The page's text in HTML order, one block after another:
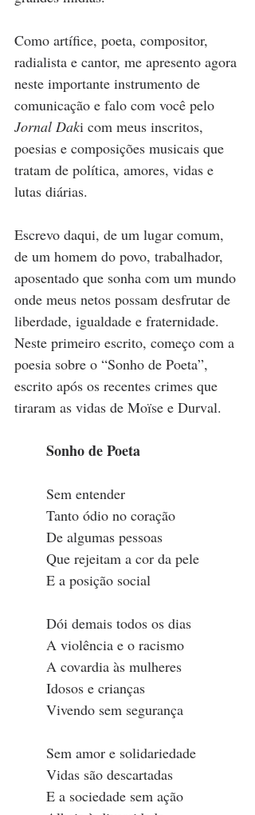
Como artífice, poeta, compositor,
radialista e cantor, me apresento agora
neste importante instrumento de
comunicação e falo com você pelo
Jornal Daki com meus inscritos,
poesias e composições musicais que
tratam de política, amores, vidas e
lutas diárias.
Escrevo daqui, de um lugar comum,
de um homem do povo, trabalhador,
aposentado que sonha com um mundo
onde meus netos possam desfrutar de
liberdade, igualdade e fraternidade.
Neste primeiro escrito, começo com a
poesia sobre o “Sonho de Poeta”,
escrito após os recentes crimes que
tiraram as vidas de Moïse e Durval.
Sonho de Poeta
Sem entender
Tanto ódio no coração
De algumas pessoas
Que rejeitam a cor da pele
E a posição social
Dói demais todos os dias
A violência e o racismo
A covardia às mulheres
Idosos e crianças
Vivendo sem segurança
Sem amor e solidariedade
Vidas são descartadas
E a sociedade sem ação